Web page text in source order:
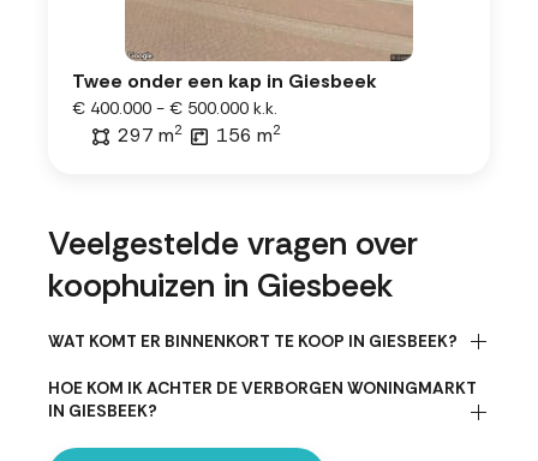
Twee onder een kap in Giesbeek
€ 400.000 - € 500.000 k.k.
297 m2 156 m2
Veelgestelde vragen over
koophuizen in Giesbeek
WAT KOMT ER BINNENKORT TE KOOP IN GIESBEEK?
HOE KOM IK ACHTER DE VERBORGEN WONINGMARKT
IN GIESBEEK?